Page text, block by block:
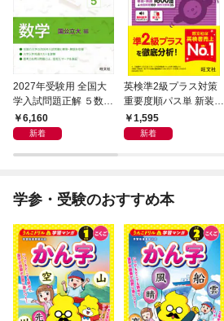
2027年受験用 全国大
学入試問題正解 ５数学
（国公立大編）
6,160
新着
英検準2級プラス対策
重要度順パス単 新装版
（音声DL付）
1,595
新着
学参・受験のおすすめ本